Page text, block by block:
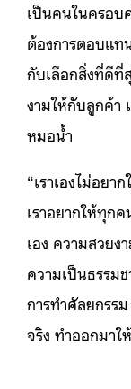
เป็นคนในครอบ
ต้องการตอบแท
กับเลือกสิ่งที่ดีที่
งามให้กับลูกค้า
หมอน้ำ
“เราเองไม่อย
เราอยากให้ทุก
เอง ความสวยง
ความเป็นธรรม
การทำศัลยกรร
จริง ทำออกมา